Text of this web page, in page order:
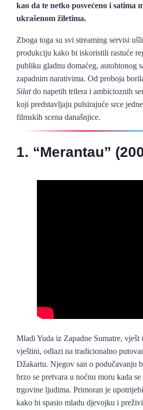
kao da te netko posvećeno i satima
ukrašenom žiletima.
Zboga toga su svi streaming servisi
produkciju kako bi iskoristili rastuće
publiku gladnu domaćeg, autohtonog
zapadnim narativima. Od proboja
Silatdo napetih trilera i ambicioznih
koji predstavljaju pulsirajuće srce
filmskih scena današnjice.
1. “Merantau”
“Merantau” – službeni foršpan
Mladi Yuda iz Zapadne Sumatre,
vještini, odlazi na tradicionalno
Džakartu. Njegov san o podučavanju
brzo se pretvara u noćnu moru kada
trgovine ljudima. Primoran je
kako bi spasio mladu djevojku i